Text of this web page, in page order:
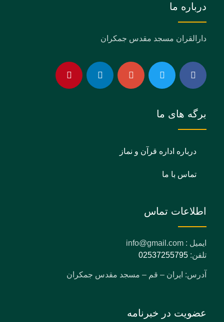
درباره ما
دارالقران مسجد مقدس جمکران
برگه های ما
درباره اداره قرآن و نماز
تماس با ما
اطلاعات تماس
ایمیل : info@gmail.com
تلفن: 02537255795
آدرس: ایران – قم – مسجد مقدس جمکران
عضویت در خبرنامه